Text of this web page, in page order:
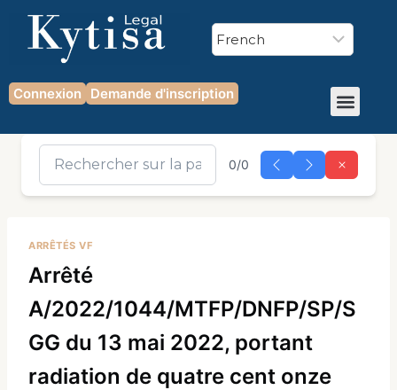
Connexion Demande d'inscription
0/0
ARRÊTÉS VF
Arrêté
A/2022/1044/MTFP/DNFP/SP/S
GG du 13 mai 2022, portant
radiation de quatre cent onze